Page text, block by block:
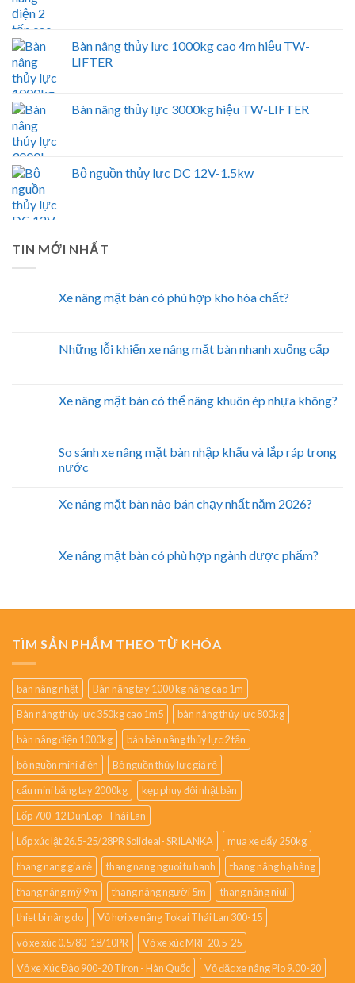
Bàn nâng thủy lực 1000kg cao 4m hiệu TW-
LIFTER
Bàn nâng thủy lực 3000kg hiệu TW-LIFTER
Bộ nguồn thủy lực DC 12V-1.5kw
TIN MỚI NHẤT
Xe nâng mặt bàn có phù hợp kho hóa chất?
Những lỗi khiến xe nâng mặt bàn nhanh xuống cấp
Xe nâng mặt bàn có thể nâng khuôn ép nhựa không?
So sánh xe nâng mặt bàn nhập khẩu và lắp ráp trong
nước
Xe nâng mặt bàn nào bán chạy nhất năm 2026?
Xe nâng mặt bàn có phù hợp ngành dược phẩm?
TÌM SẢN PHẨM THEO TỪ KHÓA
bàn nâng nhật
Bàn nâng tay 1000 kg nâng cao 1m
Bàn nâng thủy lực 350kg cao 1m5
bàn nâng thủy lực 800kg
bàn nâng điện 1000kg
bán bàn nâng thủy lực 2 tấn
bộ nguồn mini điện
Bộ nguồn thủy lực giá rẻ
cẩu mini bằng tay 2000kg
kẹp phuy đôi nhật bản
Lốp 700-12 DunLop- Thái Lan
Lốp xúc lật 26.5-25/28PR Solideal- SRILANKA
mua xe đẩy 250kg
thang nang gia rẻ
thang nang nguoi tu hanh
thang nâng hạ hàng
thang nâng mỹ 9m
thang nâng người 5m
thang nâng niuli
thiet bi nâng do
Vỏ hơi xe nâng Tokai Thái Lan 300-15
vỏ xe xúc 0.5/80-18/10PR
Vỏ xe xúc MRF 20.5-25
Vỏ xe Xúc Đào 900-20 Tiron - Hàn Quốc
Vỏ đặc xe nâng Pio 9.00-20